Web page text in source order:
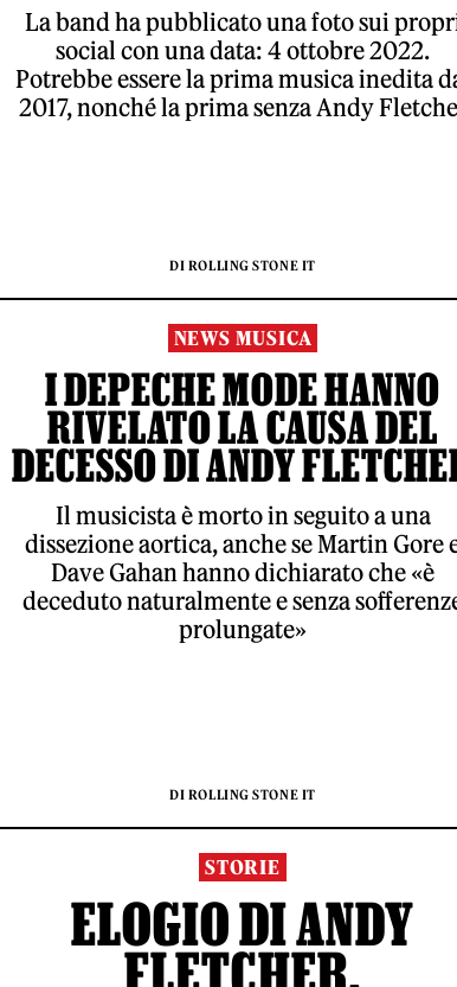
La band ha pubblicato una foto sui
social con una data: 4 ottobre 2022.
Potrebbe essere la prima musica inedita
2017, nonché la prima senza Andy
DI ROLLING STONE IT
NEWS MUSICA
I DEPECHE MODE HANNO
RIVELATO LA CAUSA DEL
DECESSO DI ANDY
Il musicista è morto in seguito a una
dissezione aortica, anche se Martin Gore
Dave Gahan hanno dichiarato che «è
deceduto naturalmente e senza
prolungate»
DI ROLLING STONE IT
STORIE
ELOGIO DI ANDY
FLETCHER,